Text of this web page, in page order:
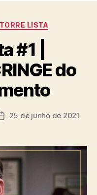
TORRE LISTA
#1 |
do
Data25 de junho de 2021